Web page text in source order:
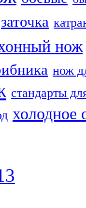
заточка
нож
нож
стандарты
холодное